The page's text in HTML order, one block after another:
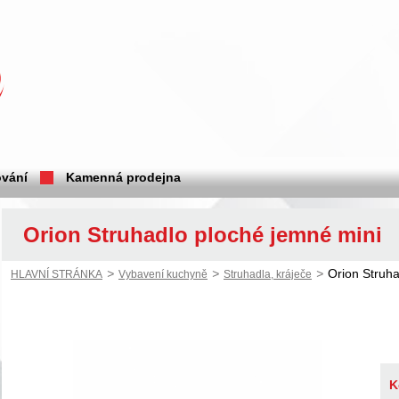
Kamenná prodejna
Orion Struhadlo ploché jemné mini
HLAVNÍ STRÁNKA > Vybavení kuchyně > Struhadla, kráječe > Orion